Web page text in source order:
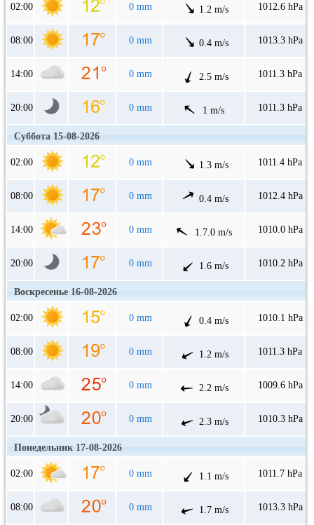
02:00 0 mm 1.2 m/s 1012.6 hPa
08:00 0 mm 0.4 m/s 1013.3 hPa
14:00 0 mm 2.5 m/s 1011.3 hPa
20:00 0 mm 1 m/s 1011.3 hPa
Суббота 15-08-2026
02:00 0 mm 1.3 m/s 1011.4 hPa
08:00 0 mm 0.4 m/s 1012.4 hPa
14:00 0 mm 1.7.0 m/s 1010.0 hPa
20:00 0 mm 1.6 m/s 1010.2 hPa
Воскресенье 16-08-2026
02:00 0 mm 0.4 m/s 1010.1 hPa
08:00 0 mm 1.2 m/s 1011.3 hPa
14:00 0 mm 2.2 m/s 1009.6 hPa
20:00 0 mm 2.3 m/s 1010.3 hPa
Понедельник 17-08-2026
02:00 0 mm 1.1 m/s 1011.7 hPa
08:00 0 mm 1.7 m/s 1013.3 hPa